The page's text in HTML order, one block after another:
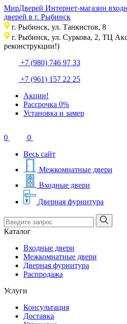
МирДверей Интернет-магазин
дверей в г. Рыбинск
г. Рыбинск, ул. Танкистов, 8
г. Рыбинск, ул. Суркова, 2, ТЦ
реконструкции!)
+7 (980) 746 97 33
+7 (961) 157 22 25
Акции!
Рассрочка 0%
Установка и замер
0
0
Весь сайт
Межкомнатные двери
Входные двери
Дверная фурнитура
Каталог
Входные двери
Межкомнатные двери
Дверная фурнитура
Распродажа
Услуги
Консультация
Доставка